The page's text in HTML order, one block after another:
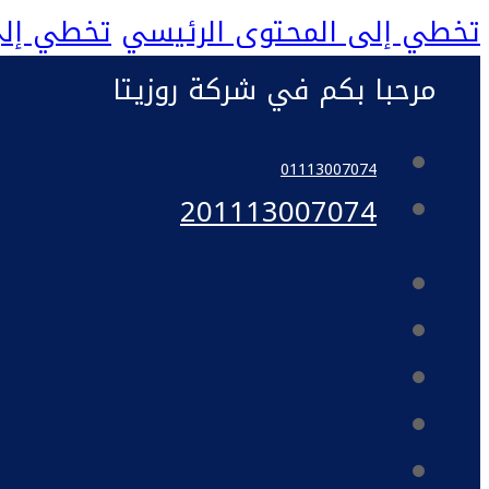
تخطي إلى المحتوى الرئيسي تخطي
مرحبا بكم في شركة روزيتا
01113007074
201113007074